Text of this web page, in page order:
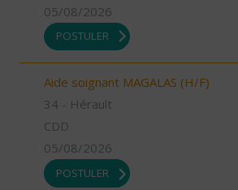
05/08/2026
POSTULER
Aide soignant MAGALAS (H/F)
34 - Hérault
CDD
05/08/2026
POSTULER